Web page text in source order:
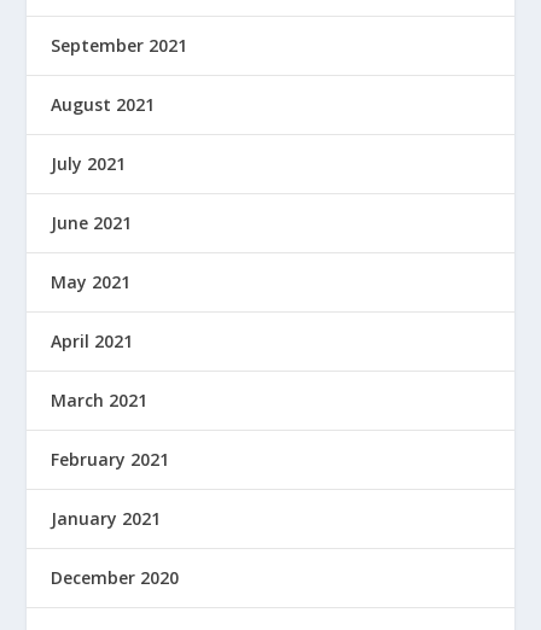
September 2021
August 2021
July 2021
June 2021
May 2021
April 2021
March 2021
February 2021
January 2021
December 2020